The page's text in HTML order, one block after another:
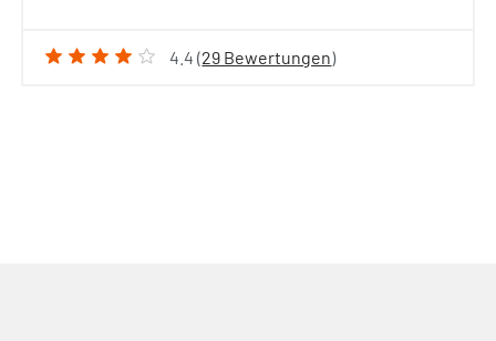
4.4 (29 Bewertungen)